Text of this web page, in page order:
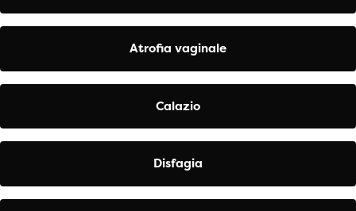
Atrofia vaginale
Calazio
Disfagia